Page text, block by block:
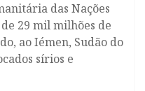
das Nações
29 mil milhões de
ao Iémen, Sudão do
sírios e